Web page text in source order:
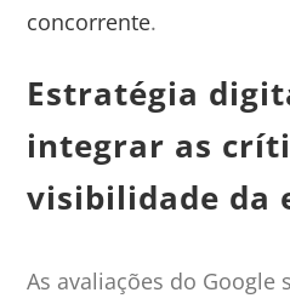
concorrente.
Estratégia
integrar as
visibilidade da
As avaliações do